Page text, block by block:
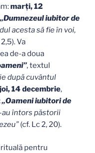
marţi, 12
„Dumnezeul iubitor de
acesta să fie în voi,
Va
de-a doua
, textul
după cuvântul
joi, 14 decembrie,
„Oameni iubitori de
au întors păstorii
(cf. Lc 2, 20).
pentru